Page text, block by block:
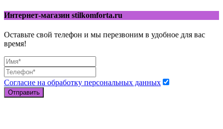
Интернет-магазин stilkomforta.ru
Оставьте свой телефон и мы перезвоним в удобное для вас
время!
Согласие на обработку персональных данных
Отправить